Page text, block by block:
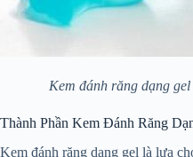
Kem đánh răng dạng
Thành Phần Kem Đánh Răng
Kem đánh răng dạng gel là lựa